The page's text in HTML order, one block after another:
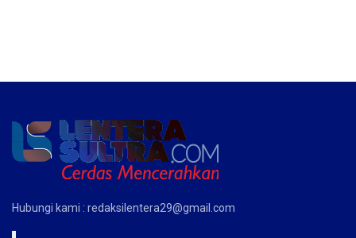
Hubungi kami : redaksilentera29@gmail.com